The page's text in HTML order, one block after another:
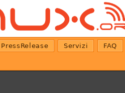
PressRelease Servizi FAQ